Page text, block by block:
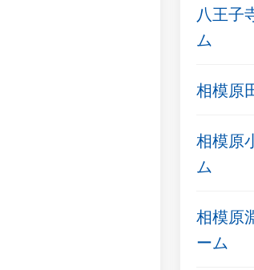
八王子
ム
相模原
相模原
ム
相模原
ーム